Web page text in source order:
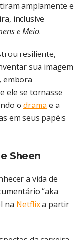
amplamente e
inclusive
e Meio.
resiliente,
sua imagem
embora
ele se tornasse
o drama e a
em seus papéis
Sheen
a vida de
“aka
na Netflixa partir